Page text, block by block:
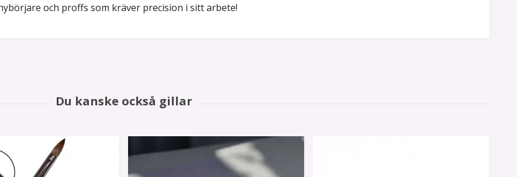
och proffs som kräver precision i sitt arbete!